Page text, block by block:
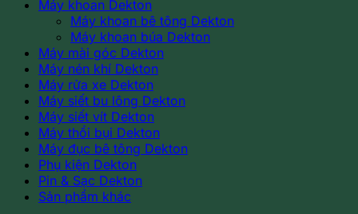
Máy khoan Dekton
Máy khoan bê tông Dekton
Máy khoan búa Dekton
Máy mài góc Dekton
Máy nén khí Dekton
Máy rửa xe Dekton
Máy siết bu lông Dekton
Máy siết vít Dekton
Máy thổi bụi Dekton
Máy đục bê tông Dekton
Phụ kiện Dekton
Pin & Sạc Dekton
Sản phẩm khác